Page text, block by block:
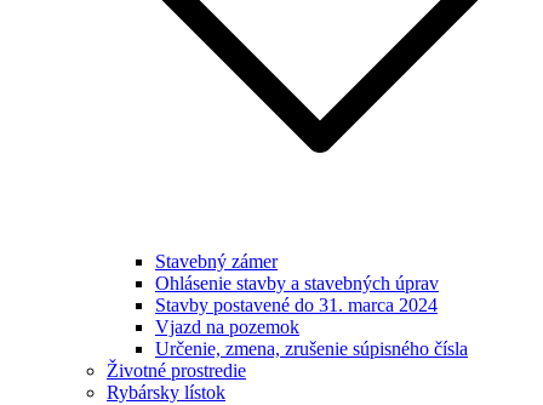
Stavebný zámer
Ohlásenie stavby a stavebných úprav
Stavby postavené do 31. marca 2024
Vjazd na pozemok
Určenie, zmena, zrušenie súpisného čísla
Životné prostredie
Rybársky lístok